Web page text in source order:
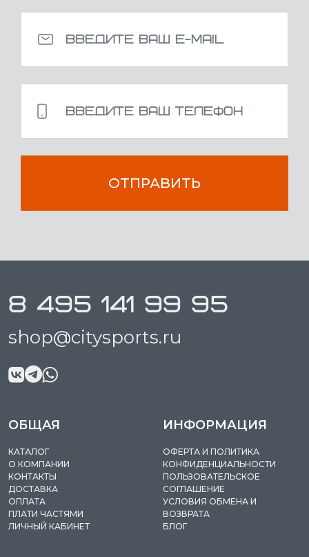
ОТПРАВИТЬ
8 495 141 99 95
shop@citysports.ru
ОБЩАЯ
КАТАЛОГ
О КОМПАНИИ
КОНТАКТЫ
ДОСТАВКА
ОПЛАТА
ПЛАТИ ЧАСТЯМИ
ЛИЧНЫЙ КАБИНЕТ
ИНФОРМАЦИЯ
ОФЕРТА И ПОЛИТИКА
КОНФИДЕНЦИАЛЬНОСТИ
ПОЛЬЗОВАТЕЛЬСКОЕ
СОГЛАШЕНИЕ
УСЛОВИЯ ОБМЕНА И
ВОЗВРАТА
БЛОГ